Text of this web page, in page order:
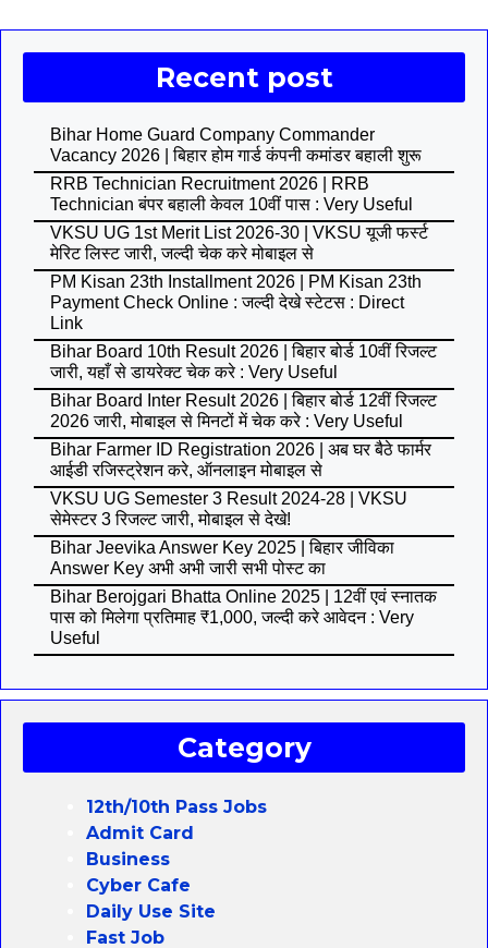
Recent post
Bihar Home Guard Company Commander
Vacancy 2026 | बिहार होम गार्ड कंपनी कमांडर बहाली शुरू
RRB Technician Recruitment 2026 | RRB
Technician बंपर बहाली केवल 10वीं पास : Very Useful
VKSU UG 1st Merit List 2026-30 | VKSU यूजी फर्स्ट
मेरिट लिस्ट जारी, जल्दी चेक करे मोबाइल से
PM Kisan 23th Installment 2026 | PM Kisan 23th
Payment Check Online : जल्दी देखे स्टेटस : Direct
Link
Bihar Board 10th Result 2026 | बिहार बोर्ड 10वीं रिजल्ट
जारी, यहाँ से डायरेक्ट चेक करे : Very Useful
Bihar Board Inter Result 2026 | बिहार बोर्ड 12वीं रिजल्ट
2026 जारी, मोबाइल से मिनटों में चेक करे : Very Useful
Bihar Farmer ID Registration 2026 | अब घर बैठे फार्मर
आईडी रजिस्ट्रेशन करे, ऑनलाइन मोबाइल से
VKSU UG Semester 3 Result 2024-28 | VKSU
सेमेस्टर 3 रिजल्ट जारी, मोबाइल से देखे!
Bihar Jeevika Answer Key 2025 | बिहार जीविका
Answer Key अभी अभी जारी सभी पोस्ट का
Bihar Berojgari Bhatta Online 2025 | 12वीं एवं स्नातक
पास को मिलेगा प्रतिमाह ₹1,000, जल्दी करे आवेदन : Very
Useful
Category
12th/10th Pass Jobs
Admit Card
Business
Cyber Cafe
Daily Use Site
Fast Job